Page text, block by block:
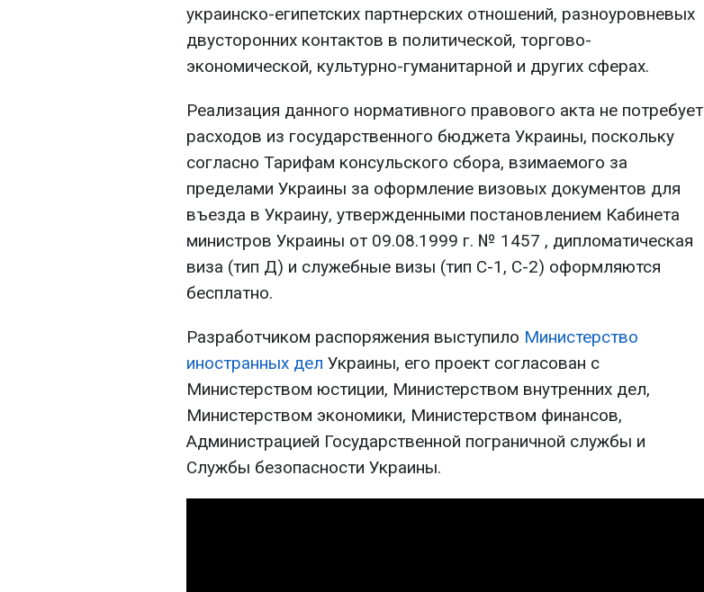
украинско-египетских партнерских отношений, разноуровневых
двусторонних контактов в политической, торгово-
экономической, культурно-гуманитарной и других сферах.
Реализация данного нормативного правового акта не потребует
расходов из государственного бюджета Украины, поскольку
согласно Тарифам консульского сбора, взимаемого за
пределами Украины за оформление визовых документов для
въезда в Украину, утвержденными постановлением Кабинета
министров Украины от 09.08.1999 г. № 1457 , дипломатическая
виза (тип Д) и служебные визы (тип С-1, С-2) оформляются
бесплатно.
Разработчиком распоряжения выступило Министерство
иностранных дел Украины, его проект согласован с
Министерством юстиции, Министерством внутренних дел,
Министерством экономики, Министерством финансов,
Администрацией Государственной пограничной службы и
Службы безопасности Украины.